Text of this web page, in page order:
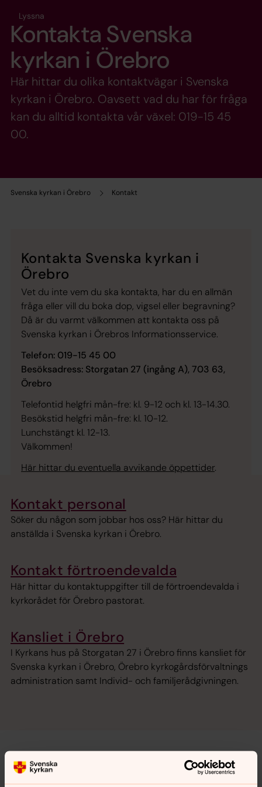
Svenska kyrkan i Örebro Kontakt
Lyssna
Kontakta Svenska
kyrkan i Örebro
Här hittar du olika kontaktvägar i Svenska
kyrkan i Örebro. Oavsett vad du har för fråga
kan du alltid kontakta vår växel: 019-15 45
00.
Kontakta Svenska kyrkan i
Örebro
Vet du inte vem du ska kontakta, har du en allmän
fråga eller vill du boka dop, vigsel eller begravning?
Då är du varmt välkommen att kontakta oss på
Svenska kyrkan i Örebros Informationsservice.
Telefon: 019-15 45 00
Besöksadress: Storgatan 27 (ingång A), 703 63,
Örebro
Telefontid helgfri mån-fre: kl. 9-12 och kl. 13-14.30.
Besökstid helgfri mån-fre: kl. 10-12.
Lunchstängt kl. 12-13.
Välkommen!
Här hittar du eventuella avvikande öppettider.
Kontakt personal
Söker du någon som jobbar hos oss? Här hittar du
anställda i Svenska kyrkan i Örebro.
Kontakt förtroendevalda
Här hittar du kontaktuppgifter till de förtroendevalda i
kyrkorådet för Örebro pastorat.
Kansliet i Örebro
I Kyrkans hus på Storgatan 27 i Örebro finns kansliet för
Svenska kyrkan i Örebro, Örebro kyrkogårdsförvaltnings
administration samt Individ- och familjerådgivningen.
Demokrati i Örebro pastorat
Svenska kyrkan är en demokratiskt styrd organisation.